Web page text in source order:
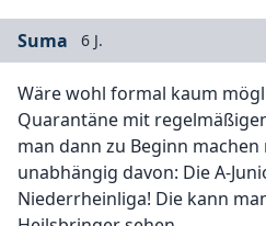
Suma 6 J.
Wäre wohl formal kaum
Quarantäne mit
man dann zu Beginn machen
unabhängig davon: Die A-
Niederrheinliga! Die kann